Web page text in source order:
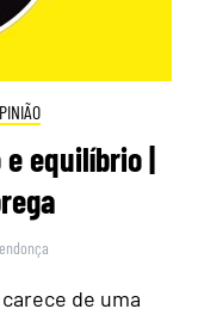
equilíbrio |
de uma